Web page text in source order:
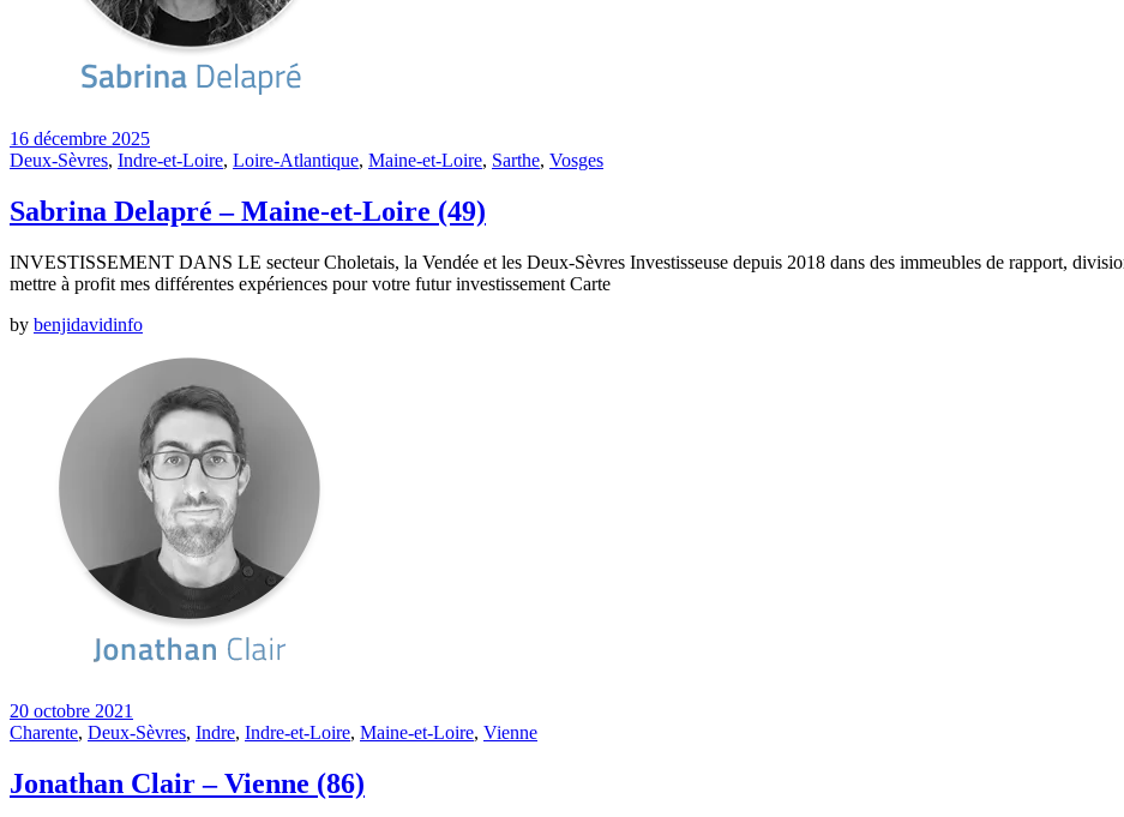
16 décembre 2025
Deux-Sèvres, Indre-et-Loire, Loire-Atlantique, Maine-et-Loire, Sarthe, Vosges
Sabrina Delapré – Maine-et-Loire (49)
INVESTISSEMENT DANS LE secteur Choletais, la Vendée et les Deux-Sèvres Investisseuse depuis 2018 dans des immeubles de rapport,
mettre à profit mes différentes expériences pour votre futur investissement Carte
by benjidavidinfo
20 octobre 2021
Charente, Deux-Sèvres, Indre, Indre-et-Loire, Maine-et-Loire, Vienne
Jonathan Clair – Vienne (86)